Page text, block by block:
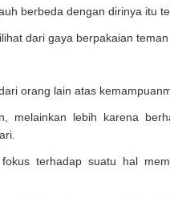
berbeda dengan dirinya itu
dari gaya berpakaian teman
orang lain atas
melainkan lebih karena
terhadap suatu hal